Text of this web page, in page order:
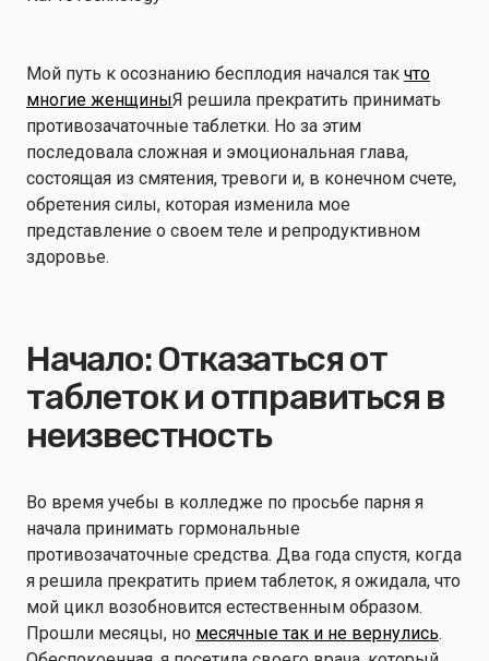
Мой путь к осознанию бесплодия начался так что
многие женщиныЯ решила прекратить принимать
противозачаточные таблетки. Но за этим
последовала сложная и эмоциональная глава,
состоящая из смятения, тревоги и, в конечном счете,
обретения силы, которая изменила мое
представление о своем теле и репродуктивном
здоровье.
Начало: Отказаться от
таблеток и отправиться в
неизвестность
Во время учебы в колледже по просьбе парня я
начала принимать гормональные
противозачаточные средства. Два года спустя, когда
я решила прекратить прием таблеток, я ожидала, что
мой цикл возобновится естественным образом.
Прошли месяцы, но месячные так и не вернулись.